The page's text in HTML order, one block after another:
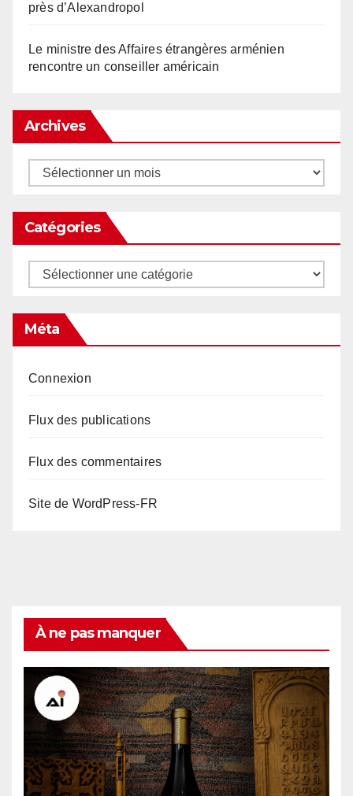
près d’Alexandropol
Le ministre des Affaires étrangères arménien
rencontre un conseiller américain
Archives
Archives
Catégories
Catégories
Méta
Connexion
Flux des publications
Flux des commentaires
Site de WordPress-FR
À ne pas manquer